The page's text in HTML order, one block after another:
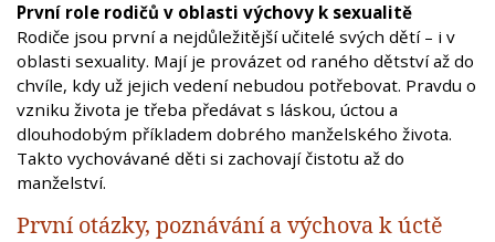
První role rodičů v oblasti výchovy k sexualitě
Rodiče jsou první a nejdůležitější učitelé svých dětí – i v
oblasti sexuality. Mají je provázet od raného dětství až do
chvíle, kdy už jejich vedení nebudou potřebovat. Pravdu o
vzniku života je třeba předávat s láskou, úctou a
dlouhodobým příkladem dobrého manželského života.
Takto vychovávané děti si zachovají čistotu až do
manželství.
První otázky, poznávání a výchova k úctě